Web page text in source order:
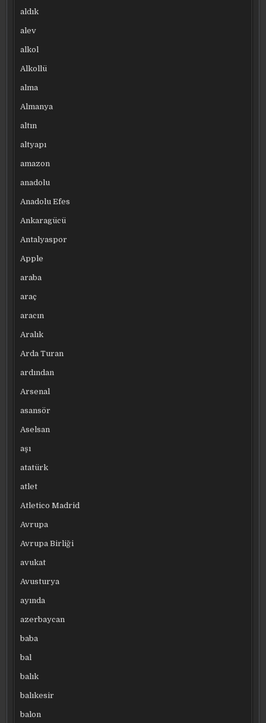
aldık
alev
alkol
Alkollü
alma
Almanya
altın
altyapı
amazon
anadolu
Anadolu Efes
Ankaragücü
Antalyaspor
Apple
araba
araç
aracın
Aralık
Arda Turan
ardından
Arsenal
asansör
Aselsan
aşı
atatürk
atlet
Atletico Madrid
Avrupa
Avrupa Birliği
avukat
Avusturya
ayında
azerbaycan
baba
bal
balık
balıkesir
balon